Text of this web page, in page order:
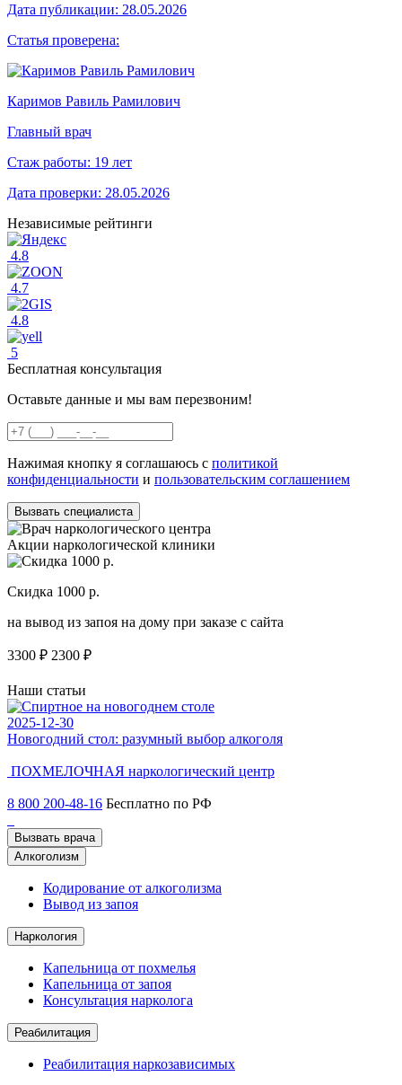
Дата публикации: 28.05.2026
Статья проверена:
Каримов Равиль Рамилович
Главный врач
Стаж работы: 19 лет
Дата проверки: 28.05.2026
Независимые рейтинги
4.8
4.7
4.8
5
Бесплатная консультация
Оставьте данные и мы вам перезвоним!
Нажимая кнопку я соглашаюсь с политикой
конфиденциальности и пользовательским соглашением
Вызвать специалиста
Акции наркологической клиники
Скидка 1000 р.
на вывод из запоя на дому при заказе с сайта
3300 ₽ 2300 ₽
Наши статьи
2025-12-30
Новогодний стол: разумный выбор алкоголя
ПОХМЕЛОЧНАЯ наркологический центр
8 800 200-48-16 Бесплатно по РФ
Вызвать врача
Алкоголизм
Кодирование от алкоголизма
Вывод из запоя
Наркология
Капельница от похмелья
Капельница от запоя
Консультация нарколога
Реабилитация
Реабилитация наркозависимых